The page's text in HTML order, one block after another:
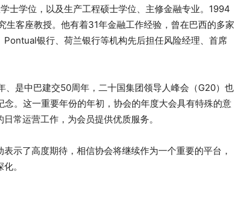
士学位，以及生产工程硕士学位、主修金融专业。1994
客座教授。他有着31年金融工作经验，曾在巴西的多家
银行、荷兰银行等机构先后担任风险经理、首席
是中巴建交50周年，二十国集团领导人峰会（G20）也
。这一重要年份的年初，协会的年度大会具有特殊的意
常运营工作，为会员提供优质服务。
示了高度期待，相信协会将继续作为一个重要的平台，
。